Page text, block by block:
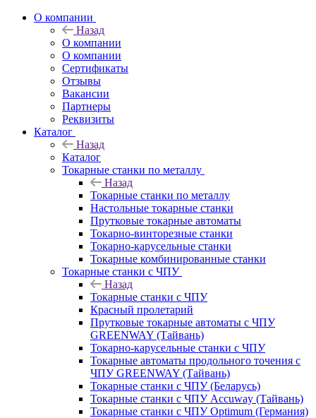
О компании
Назад
О компании
О компании
Сертификаты
Отзывы
Вакансии
Партнеры
Реквизиты
Каталог
Назад
Каталог
Токарные станки по металлу
Назад
Токарные станки по металлу
Настольные токарные станки
Прутковые токарные автоматы
Токарно-винторезные станки
Токарно-карусельные станки
Токарные комбинированные станки
Токарные станки с ЧПУ
Назад
Токарные станки с ЧПУ
Красный пролетарий
Прутковые токарные автоматы с ЧПУ
GREENWAY (Тайвань)
Токарно-карусельные станки с ЧПУ
Токарные автоматы продольного точения с
ЧПУ GREENWAY (Тайвань)
Токарные станки с ЧПУ (Беларусь)
Токарные станки с ЧПУ Accuway (Тайвань)
Токарные станки с ЧПУ Optimum (Германия)